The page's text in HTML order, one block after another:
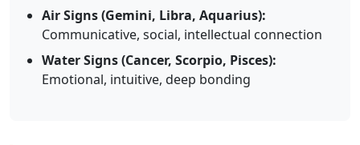
Air Signs (Gemini, Libra, Aquarius):
Communicative, social, intellectual connection
Water Signs (Cancer, Scorpio, Pisces):
Emotional, intuitive, deep bonding